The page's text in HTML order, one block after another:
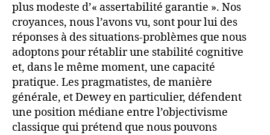
plus modeste d’« assertabilité garantie ». Nos
croyances, nous l’avons vu, sont pour lui des
réponses à des situations-problèmes que nous
adoptons pour rétablir une stabilité cognitive
et, dans le même moment, une capacité
pratique. Les pragmatistes, de manière
générale, et Dewey en particulier, défendent
une position médiane entre l’objectivisme
classique qui prétend que nous pouvons